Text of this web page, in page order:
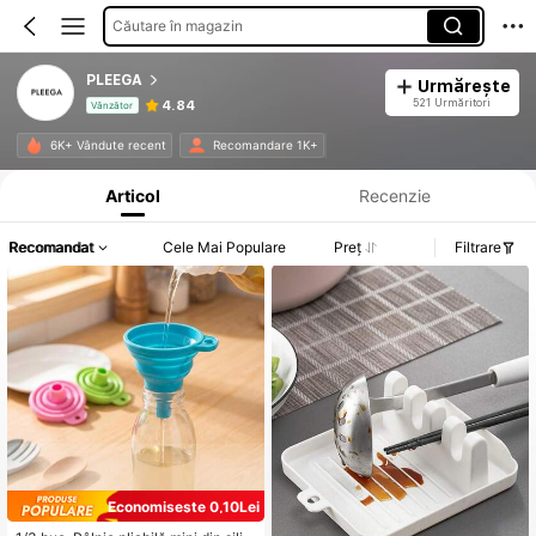
Căutare în magazin
PLEEGA
Vânzător 4.84
Urmărește
521 Urmăritori
6K+ Vândute recent Recomandare 1K+
Informații despre produs: Divulgarea prețului, detalii privind vânzările și stocul.
Articol Recenzie
Recomandat Cele Mai Populare Preț Filtrare
Economisește 0,10Lei